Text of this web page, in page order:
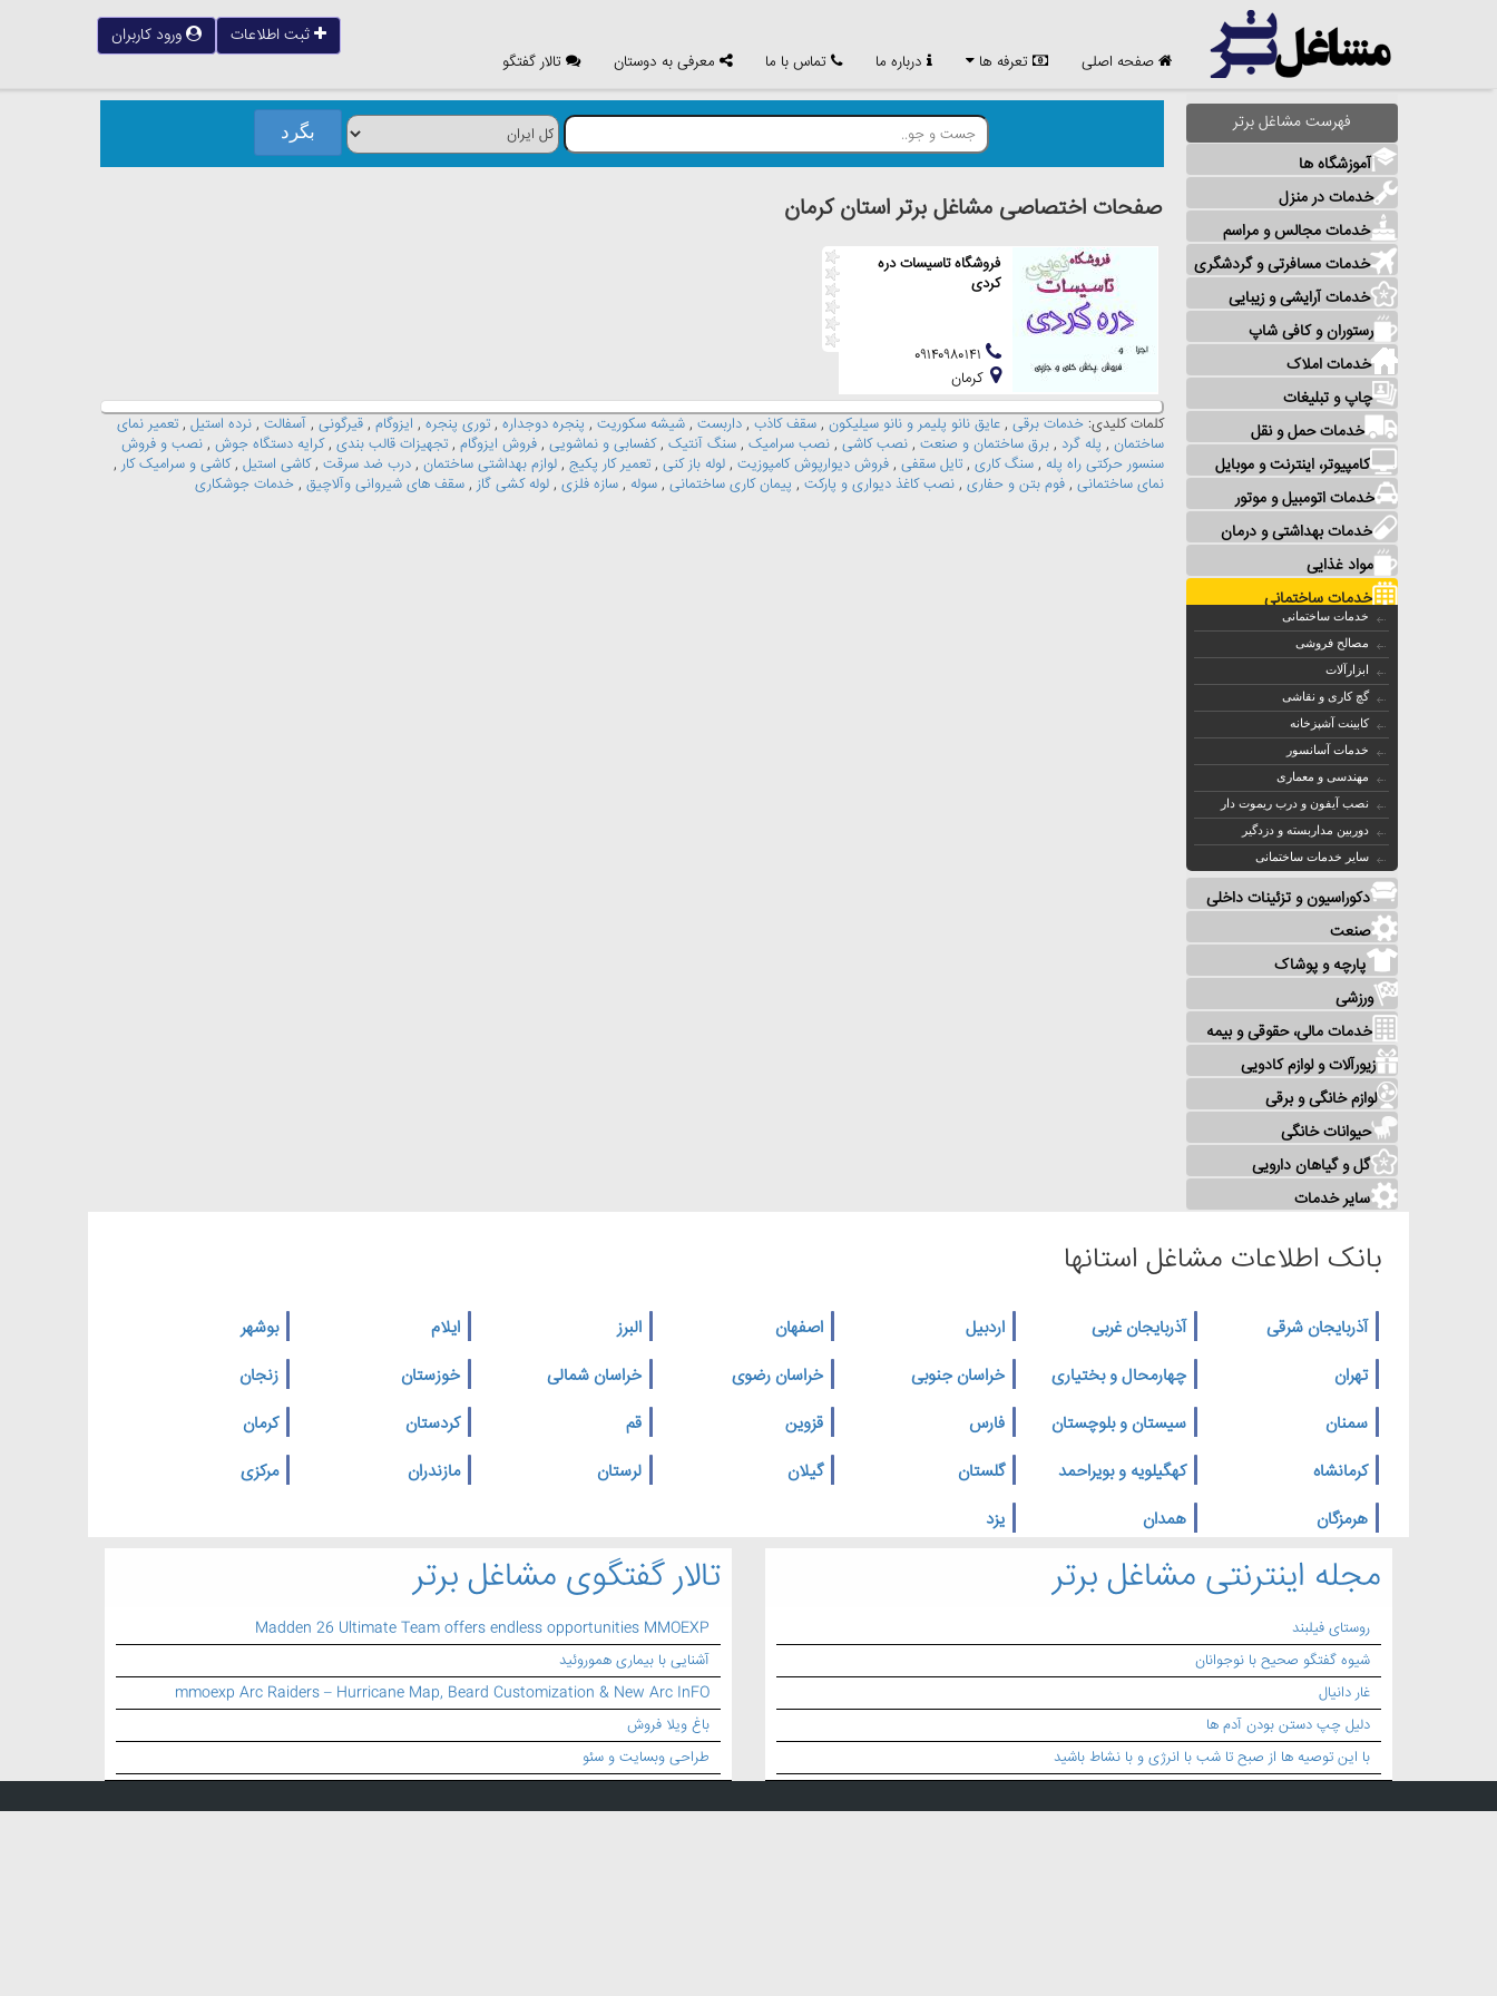
صفحه اصلی تعرفه ها درباره ما تماس با ما معرفی به دوستان تالار گفتگو
ثبت اطلاعات ورود کاربران
فهرست مشاغل برتر
آموزشگاه ها
خدمات در منزل
خدمات مجالس و مراسم
خدمات مسافرتی و گردشگری
خدمات آرایشی و زیبایی
رستوران و کافی شاپ
خدمات املاک
چاپ و تبلیغات
خدمات حمل و نقل
کامپیوتر، اینترنت و موبایل
خدمات اتومبیل و موتور
خدمات بهداشتی و درمان
مواد غذایی
خدمات ساختمانی
خدمات ساختمانی
مصالح فروشی
ابزارآلات
گچ کاری و نقاشی
کابینت آشپزخانه
خدمات آسانسور
مهندسی و معماری
نصب آیفون و درب ریموت دار
دوربین مداربسته و دزدگیر
سایر خدمات ساختمانی
دکوراسیون و تزئینات داخلی
صنعت
پارچه و پوشاک
ورزشی
خدمات مالی، حقوقی و بیمه
زیورآلات و لوازم کادویی
لوازم خانگی و برقی
حیوانات خانگی
گل و گیاهان دارویی
سایر خدمات
صفحات اختصاصی مشاغل برتر استان كرمان
فروشگاه تاسیسات دره
کردی
كرمان
کلمات کلیدی: خدمات برقی , عایق نانو پلیمر و نانو سیلیکون , سقف کاذب , داربست , شیشه سکوریت , پنجره دوجداره , توری پنجره , ایزوگام , قیرگونی , آسفالت , نرده استیل , تعمیر نمای
ساختمان , پله گرد , برق ساختمان و صنعت , نصب کاشی , نصب سرامیک , سنگ آنتیک ,کفسابی و نماشویی , فروش ایزوگام , تجهیزات قالب بندی ,کرایه دستگاه جوش , نصب و فروش
سنسور حرکتی راه پله , سنگ کاری , تایل سقفی , فروش دیوارپوش کامپوزیت , لوله باز کنی , تعمیر کار پکیج , لوازم بهداشتی ساختمان , درب ضد سرقت ,کاشی استیل ,کاشی و سرامیک کار ,
نمای ساختمانی , فوم بتن و حفاری , نصب کاغذ دیواری و پارکت , پیمان کاری ساختمانی , سوله , سازه فلزی , لوله کشی گاز , سقف های شیروانی وآلاچیق , خدمات جوشکاری
بانک اطلاعات مشاغل استانها
آذربایجان شرقی آذربایجان غربی اردبیل اصفهان البرز ایلام
بوشهر
تهران
چهارمحال و بختیاری خراسان جنوبی خراسان رضوی خراسان شمالی خوزستان
زنجان
سمنان
سیستان و بلوچستان فارس قزوین قم کردستان
کرمان
کرمانشاه
کهگیلویه و بویراحمد گلستان گیلان لرستان مازندران
مرکزی
هرمزگان
همدان یزد
تالار گفتگوی مشاغل برتر
Madden 26 Ultimate Team offers endless opportunities MMOEXP
آشنایی با بیماری هموروئید
mmoexp Arc Raiders – Hurricane Map, Beard Customization & New Arc InFO
باغ ویلا فروش
طراحی وبسایت و سئو
مجله اینترنتی مشاغل برتر
روستای فیلبند
شیوه گفتگو صحیح با نوجوانان
غار دانیال
دلیل چپ دستن بودن آدم ها
با این توصیه ها از صبح تا شب با انرژی و با نشاط باشید